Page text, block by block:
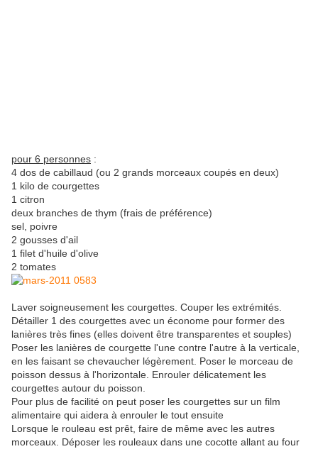
pour 6 personnes :
4 dos de cabillaud (ou 2 grands morceaux coupés en deux)
1 kilo de courgettes
1 citron
deux branches de thym (frais de préférence)
sel, poivre
2 gousses d'ail
1 filet d'huile d'olive
2 tomates
Laver soigneusement les courgettes. Couper les extrémités.
Détailler 1 des courgettes avec un économe pour former des
lanières très fines (elles doivent être transparentes et souples)
Poser les lanières de courgette l'une contre l'autre à la verticale,
en les faisant se chevaucher légèrement. Poser le morceau de
poisson dessus à l'horizontale. Enrouler délicatement les
courgettes autour du poisson.
Pour plus de facilité on peut poser les courgettes sur un film
alimentaire qui aidera à enrouler le tout ensuite
Lorsque le rouleau est prêt, faire de même avec les autres
morceaux. Déposer les rouleaux dans une cocotte allant au four